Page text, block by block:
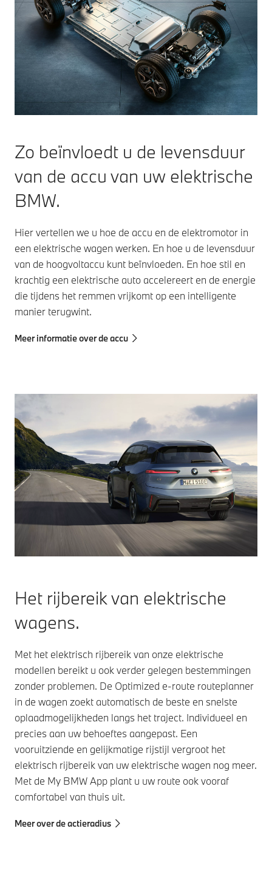
Zo beïnvloedt u de levensduur
van de accu van uw elektrische
BMW.
Hier vertellen we u hoe de accu en de elektromotor in
een elektrische wagen werken. En hoe u de levensduur
van de hoogvoltaccu kunt beïnvloeden. En hoe stil en
krachtig een elektrische auto accelereert en de energie
die tijdens het remmen vrijkomt op een intelligente
manier terugwint.
Meer informatie over de accu
Het rijbereik van elektrische
wagens.
Met het elektrisch rijbereik van onze elektrische
modellen bereikt u ook verder gelegen bestemmingen
zonder problemen. De Optimized e-route routeplanner
in de wagen zoekt automatisch de beste en snelste
oplaadmogelijkheden langs het traject. Individueel en
precies aan uw behoeftes aangepast. Een
vooruitziende en gelijkmatige rijstijl vergroot het
elektrisch rijbereik van uw elektrische wagen nog meer.
Met de My BMW App plant u uw route ook vooraf
comfortabel van thuis uit.
Meer over de actieradius